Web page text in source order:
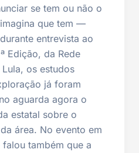
se tem ou não o
que tem —
entrevista ao
Edição, da Rede
os estudos
já foram
aguarda agora o
estatal sobre o
área. No evento em
também que a